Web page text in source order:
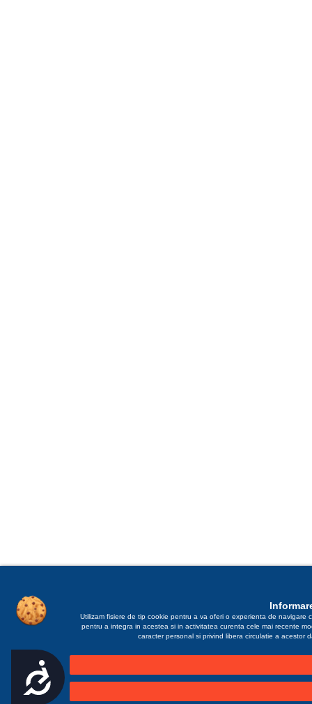
Accesibilitate
Utilizam fisiere de tip cookie pentru a va oferi o experienta de navigare
pentru a integra in acestea si in activitatea curenta cele mai recente
caracter personal si privind libera circulatie a acestor